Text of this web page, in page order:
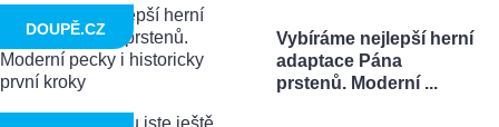
Vybíráme nejlepší herní
adaptace Pána
prstenů. Moderní ...
DOUPĚ.CZ